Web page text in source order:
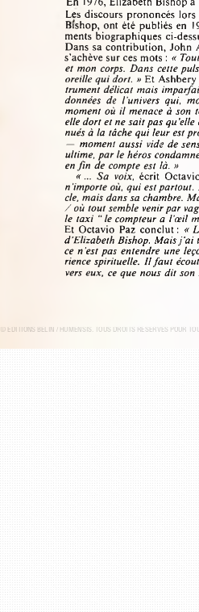
En  1976, Elizabeth Bishop
Les discours prononcés
Bishop,  ont été publiés en
ments biographiques ci-
Dans sa contribution, John
s’achève sur ces mots : «
et mon corps.  Dans cette
oreille qui dort. » Et
trument délicat mais
données  de  l’univers  qui,
moment où  il menace à
elle dort et ne sait pas
nués à la tâche qui leur est
—  moment aussi  vide de
ultime, par le héros
en fin de compte est là. »
«...  Sa  voix,
écrit
n’importe où, qui est
cle, mais dans sa chambre.
/  où tout semble venir par
le taxi  “ le compteur a l’œil
Et  Octavio  Paz  conclut : «
d’Elizabeth Bishop. Mais j
ce n ’est pas  entendre  une
rience spirituelle.  Il faut
vers eux,  ce que nous dit
© ÉDITIONS BELIN / HUMENSIS. TOUS DROITS RÉSERVÉS POUR